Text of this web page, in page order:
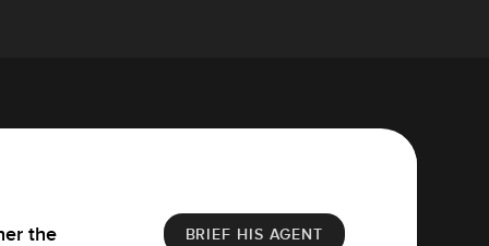
the BRIEF HIS AGENT